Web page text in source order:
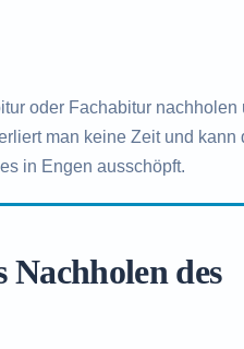
oder Fachabitur nachholen
man keine Zeit und kann
in Engen ausschöpft.
des